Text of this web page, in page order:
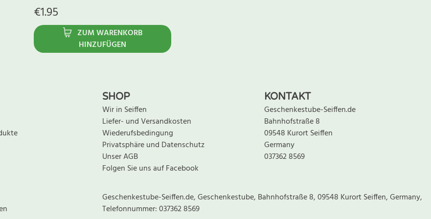
€1.95
ZUM WARENKORB
HINZUFÜGEN
SHOP
Wir in Seiffen
Liefer- und Versandkosten
Wiederufsbedingung
Privatsphäre und Datenschutz
Unser AGB
Folgen Sie uns auf Facebook
KONTAKT
Geschenkestube-Seiffen.de
Bahnhofstraße 8
09548 Kurort Seiffen
Germany
037362 8569
Geschenkestube-Seiffen.de, Geschenkestube, Bahnhofstraße 8, 09548 Kurort Seiffen, Germany,
Telefonnummer: 037362 8569